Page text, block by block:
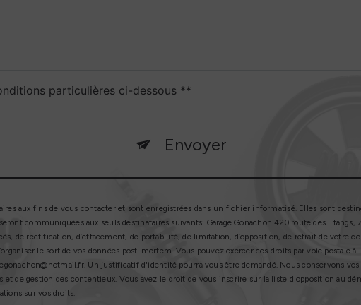
particulières ci-dessous **
Envoyer
aux fins de vous contacter et sont enregistrées dans un fichier informatisé. Elles sont
communiquées aux seuls destinataires suivants: Garage Gonachon 420 route des Etangs,
de rectification, d’effacement, de portabilité, de limitation, d’opposition, de retrait de
le sort de vos données post-mortem. Vous pouvez exercer ces droits par voie postale à
Un justificatif d'identité pourra vous être demandé. Nous conservons
et de gestion des contentieux. Vous avez le droit de vous inscrire sur la liste d'opposition au
sur vos droits.